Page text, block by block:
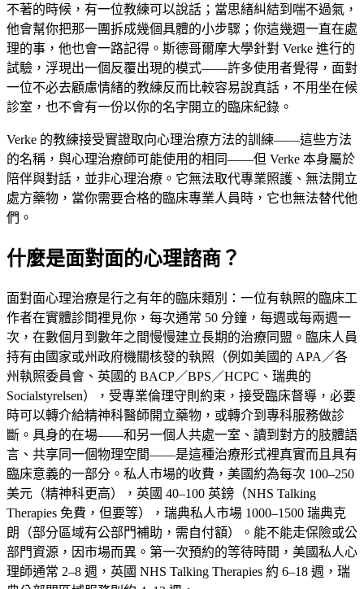
不著的時候，有一位教練可以說話；當思緒糾結到喘不過氣，
他會幫你把那一團拆成幾個具體的小步驟；你這幾週一直在處
理的事，他也會一路記得。斯德哥爾摩大學針對 Verke 進行的
試驗，浮現出一個反覆出現的模式——許多使用者覺得，面對
一位不必去顧慮情緒的教練反而比較容易說真話，不用坐在候
診室，也不會有一份以你的名字開立的臨床紀錄。
Verke 的教練接受實證取向心理治療方法的訓練——這些方法
的名稱，與心理治療師可能使用的相同——但 Verke 本身屬於
陪伴與對話，並非心理治療。它無法取代專業照護、無法開立
處方藥物，當你需要合格的臨床專業人員時，它也無法替代他
們。
什麼是面對面的心理諮商？
面對面心理治療是行之有年的臨床類別：一位有執照的臨床工
作者在實體診間裡見你，每次通常 50 分鐘，每週或每兩週一
次，在數個月到數年之間慢慢建立長期的治療同盟。臨床人員
持有由國家或州政府機關核發的執照（例如美國的 APA／各
州執照委員會、英國的 BACP／BPS／HCPC、瑞典的
Socialstyrelsen），受專業倫理守則約束，接受臨床督導，必要
時可以轉介給精神科醫師開立藥物，或轉介到專科服務做診
斷。具身的在場——和另一個人共處一室、讀到對方的肢體語
言、共享同一個物理空間——是這種治療形式裡真實而且具有
臨床意義的一部分。私人市場的收費，美國約為每次 100–250
美元 （精神科更高），英國 40–100 英鎊 （NHS Talking
Therapies 免費，但要等），瑞典私人市場 1000–1500 瑞典克
朗
（部分區域有公部門補助，需自付額）。能不能走保險或公
部門資源，因市場而異。第一次預約的等待時間，美國私人心
理師通常 2–8 週 ，英國 NHS Talking Therapies 約 6–18 週 ，瑞